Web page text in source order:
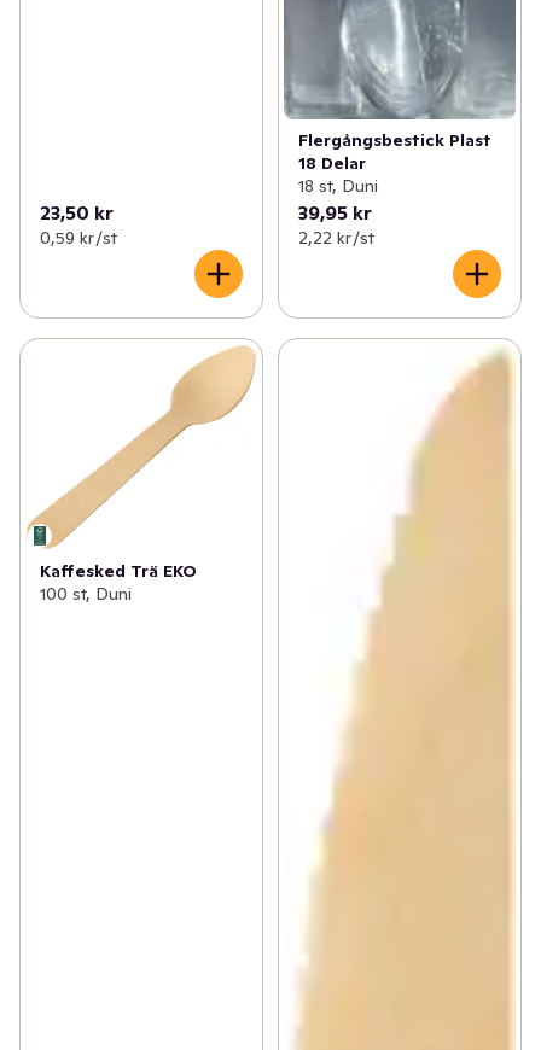
23,50 kr
0,59 kr /st
Flergångsbestick Plast
18 Delar
18 st, Duni
39,95 kr
2,22 kr /st
Kaffesked Trä EKO
100 st, Duni